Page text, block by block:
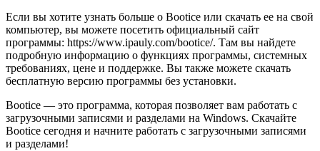
Если вы хотите узнать больше о Bootice или скачать ее на свой
компьютер, вы можете посетить официальный сайт
программы: https://www.ipauly.com/bootice/. Там вы найдете
подробную информацию о функциях программы, системных
требованиях, цене и поддержке. Вы также можете скачать
бесплатную версию программы без установки.
Bootice — это программа, которая позволяет вам работать с
загрузочными записями и разделами на Windows. Скачайте
Bootice сегодня и начните работать с загрузочными записями
и разделами!